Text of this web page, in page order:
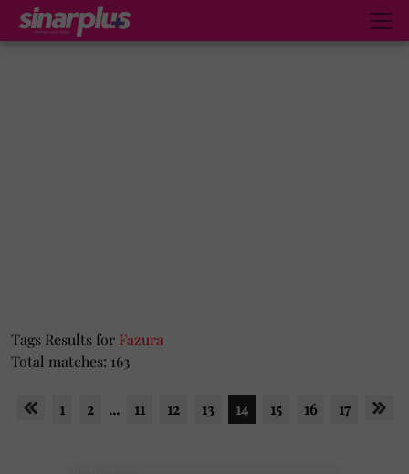
Tags Results for Fazura
Total matches: 163
1 2 ... 11 12 13 14 15 16 17